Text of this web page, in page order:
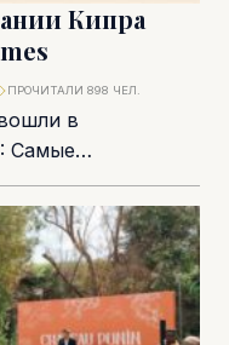
Кипра
в
Самые
2026. Их
Кипра в
ПРОЧИТАЛИ 898 ЧЕЛ.